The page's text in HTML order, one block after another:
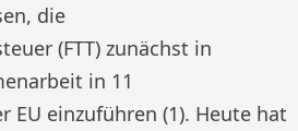
die
(FTT) zunächst in
in 11
EU einzuführen (1). Heute hat